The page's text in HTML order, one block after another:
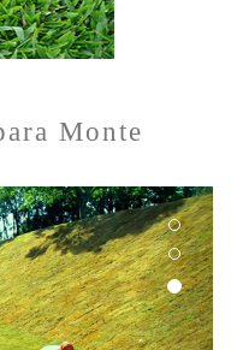
Monte
Next